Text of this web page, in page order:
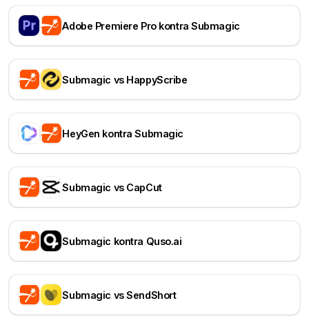
Adobe Premiere Pro kontra Submagic
Submagic vs HappyScribe
HeyGen kontra Submagic
Submagic vs CapCut
Submagic kontra Quso.ai
Submagic vs SendShort